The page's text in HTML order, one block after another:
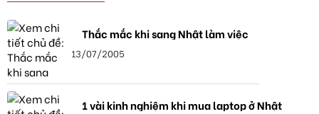
Thắc mắc khi sang Nhật làm việc
13/07/2005
1 vài kinh nghiệm khi mua laptop ở Nhật